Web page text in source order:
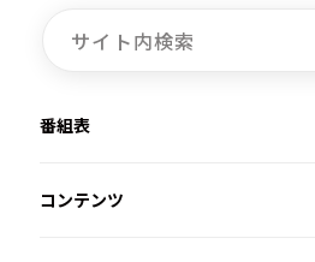
番組表
コンテンツ